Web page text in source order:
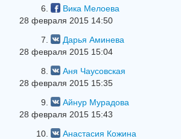
6.
Вика Мелоева
28 февраля 2015 14:50
7.
Дарья Аминева
28 февраля 2015 15:04
8.
Аня Чаусовская
28 февраля 2015 15:35
9.
Айнур Мурадова
28 февраля 2015 15:43
10.
Анастасия Кожина